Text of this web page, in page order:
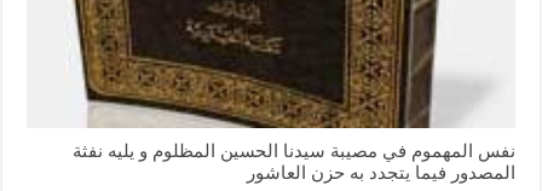
نفس المهموم في مصيبة سيدنا الحسين المظلوم و يليه نفثة
المصدور فيما يتجدد به حزن العاشور